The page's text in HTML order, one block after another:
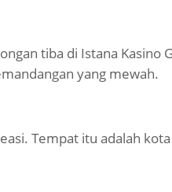
tiba di Istana Kasino
yang mewah.
Tempat itu adalah